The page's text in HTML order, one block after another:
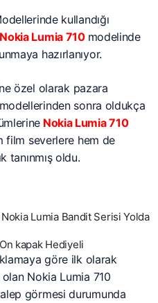
kullandığı
Nokia Lumia 710 modelinde
hazırlanıyor.
özel olarak pazara
sonra oldukça
Nokia Lumia 710
film severlere hem de
tanınmış oldu.
Lumia Bandit Serisi Yolda
kapak Hediyeli
göre ilk olarak
olan Nokia Lumia 710
görmesi durumunda